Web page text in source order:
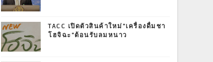
TACC เปิดตัวสินค้าใหม่"เครื่องดื่มชา
โฮจิฉะ"ต้อนรับลมหนาว